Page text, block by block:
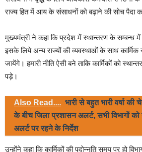
राज्य हित में आय के संसाधनों को बढ़ाने की सोच पैदा
मुख्यमंत्री ने कहा कि प्रदेश में स्थान्तरण के सम्बन्ध में
इसके लिये अन्य राज्यों की व्यवस्थाओं के साथ
जायेंगे। हमारी नीति ऐसी बने ताकि कार्मिकों को
पड़े।
Also Read.... भारी से बहुत भारी वर्षा की
के बीच जिला प्रशासन अलर्ट, सभी विभागों को
अलर्ट पर रहने के निर्देश
उन्होंने कहा कि कार्मिकों की पदोन्नति समय पर हो